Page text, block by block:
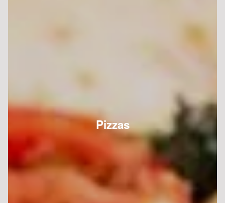
Pizzas